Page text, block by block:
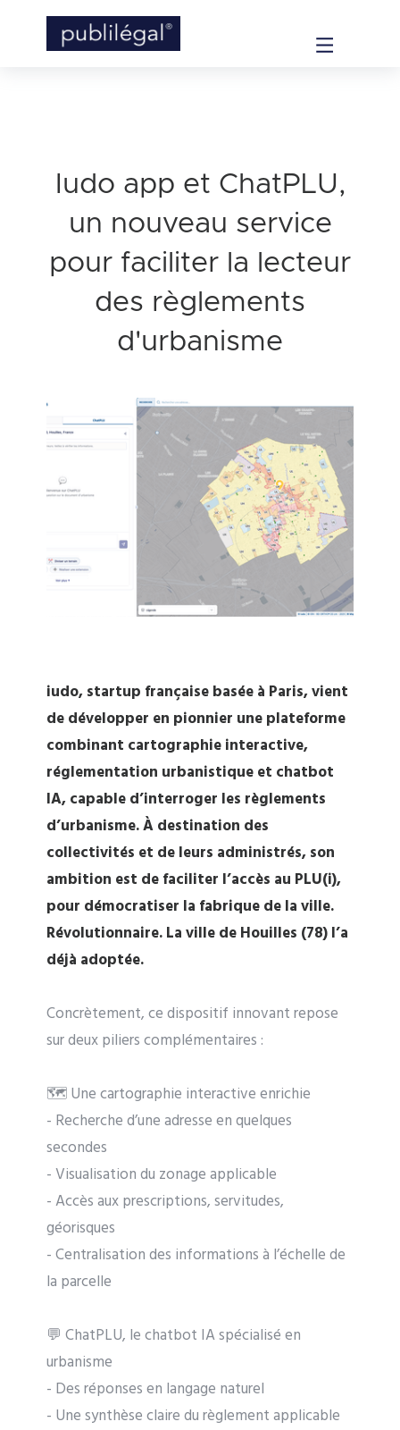
Iudo app et ChatPLU,
un nouveau service
pour faciliter la lecteur
des règlements
d'urbanisme
iudo, startup française basée à Paris, vient
de développer en pionnier une plateforme
combinant cartographie interactive,
réglementation urbanistique et chatbot
IA, capable d’interroger les règlements
d’urbanisme. À destination des
collectivités et de leurs administrés, son
ambition est de faciliter l’accès au PLU(i),
pour démocratiser la fabrique de la ville.
Révolutionnaire. La ville de Houilles (78) l’a
déjà adoptée.
Concrètement, ce dispositif innovant repose
sur deux piliers complémentaires :
🗺️ Une cartographie interactive enrichie
- Recherche d’une adresse en quelques
secondes
- Visualisation du zonage applicable
- Accès aux prescriptions, servitudes,
géorisques
- Centralisation des informations à l’échelle de
la parcelle
💬 ChatPLU, le chatbot IA spécialisé en
urbanisme
- Des réponses en langage naturel
- Une synthèse claire du règlement applicable